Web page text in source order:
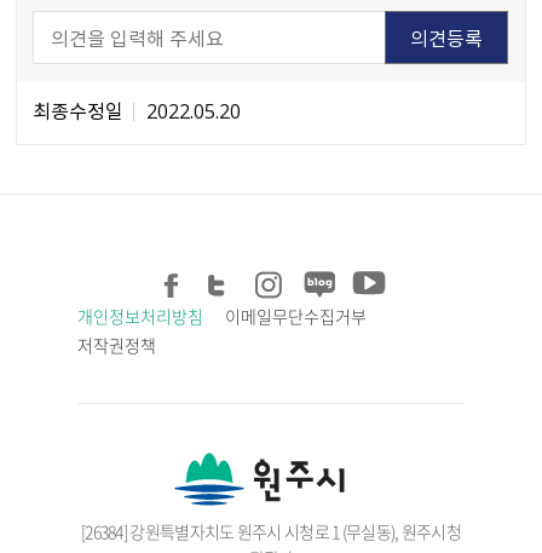
최종수정일 2022.05.20
개인정보처리방침
이메일무단수집거부
저작권정책
[26384] 강원특별자치도 원주시 시청로 1 (무실동), 원주시청